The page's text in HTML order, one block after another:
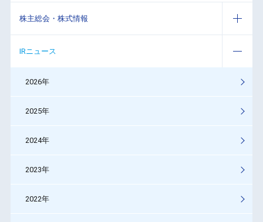
株主総会・株式情報
IRニュース
2026年
2025年
2024年
2023年
2022年